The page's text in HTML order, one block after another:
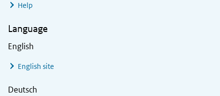
Help
Language
English
English site
Deutsch